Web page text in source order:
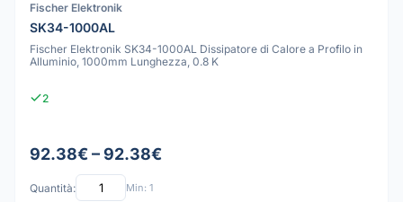
Fischer Elektronik
SK34-1000AL
Fischer Elektronik SK34-1000AL Dissipatore di Calore a Profilo in
Alluminio, 1000mm Lunghezza, 0.8 K
2
92.38€ – 92.38€
Quantità: Min: 1